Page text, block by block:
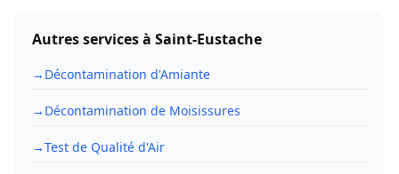
Autres services à Saint-Eustache
→ Décontamination d'Amiante
→ Décontamination de Moisissures
→Test de Qualité d'Air